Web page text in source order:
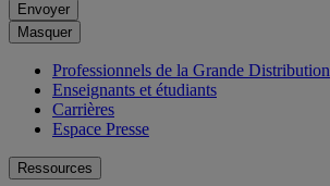
Envoyer
Masquer
Professionnels de la Grande Distribution
Enseignants et étudiants
Carrières
Espace Presse
Ressources